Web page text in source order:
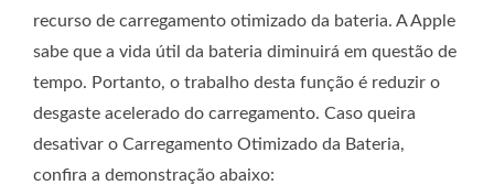
recurso de carregamento otimizado da bateria. A Apple
sabe que a vida útil da bateria diminuirá em questão de
tempo. Portanto, o trabalho desta função é reduzir o
desgaste acelerado do carregamento. Caso queira
desativar o Carregamento Otimizado da Bateria,
confira a demonstração abaixo: